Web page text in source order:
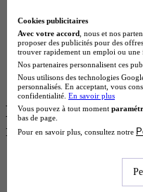
BTS Domotique en
BAC Pro Agora en
BTS Sta en alternance
BTS Iris en alternance
BTS Tpl en alternance
BTS Ati en alternance
Les diplômes par
recherchés
Cookies publicitaires
Avec votre accord , nous et nos
proposer des publicités pour des
trouver rapidement un emploi ou une
Nos partenaires personnalisent ces
Nous utilisons des technologies
personnalisés. En acceptant, vous
confidentialité. En savoir plus
Vous pouvez à tout moment
bas de page.
Pour en savoir plus, consultez notre